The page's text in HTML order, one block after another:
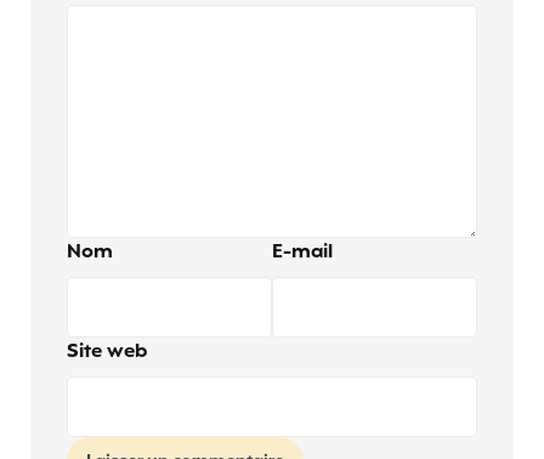
Nom E-mail
Site web